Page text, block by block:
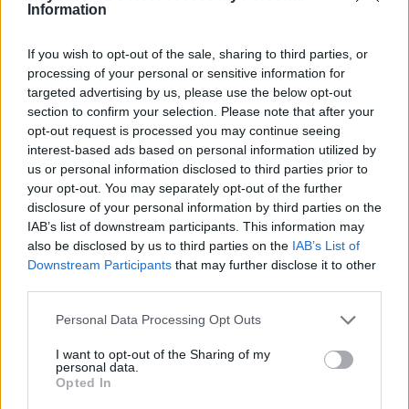
Information
If you wish to opt-out of the sale, sharing to third parties, or
processing of your personal or sensitive information for
targeted advertising by us, please use the below opt-out
section to confirm your selection. Please note that after your
opt-out request is processed you may continue seeing
interest-based ads based on personal information utilized by
us or personal information disclosed to third parties prior to
your opt-out. You may separately opt-out of the further
disclosure of your personal information by third parties on the
IAB’s list of downstream participants. This information may
also be disclosed by us to third parties on the IAB’s List of
Downstream Participants that may further disclose it to other
Please note that this website/app uses one or more Google
not limited to your visit or usage behaviour. You may click to
grant or deny consent to Google and its third-party tags to
use your data for below specified purposes in below Google
Personal Data Processing Opt Outs
I want to opt-out of the Sharing of my
personal data.
Opted In
come cifra la realizzazione dello spettacolo
ospiti esterni. Per chi intende partecipare, la scelta
del Lido come cornice rende l’appuntamento
un’occasione estiva da combinare con una
passeggiata sul lungomare.
Prima di metterti in viaggio per qualunque delle
proposte indicate, conviene verificare eventuali
aggiornamenti su orari, meteo e viabilità la mattina
dell’uscita. In particolare, per le manifestazioni
cittadine come quelle di Padova è utile prevedere
tempi aggiuntivi per parcheggio e spostamenti a